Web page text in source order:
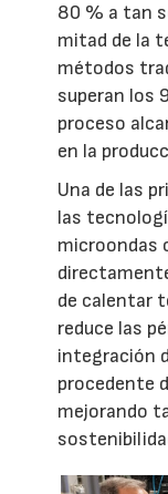
80 % a tan
mitad de la
métodos
superan los
proceso
en la
Una de las
las
microondas
de calentar
reduce las
integración
procedente
mejorando